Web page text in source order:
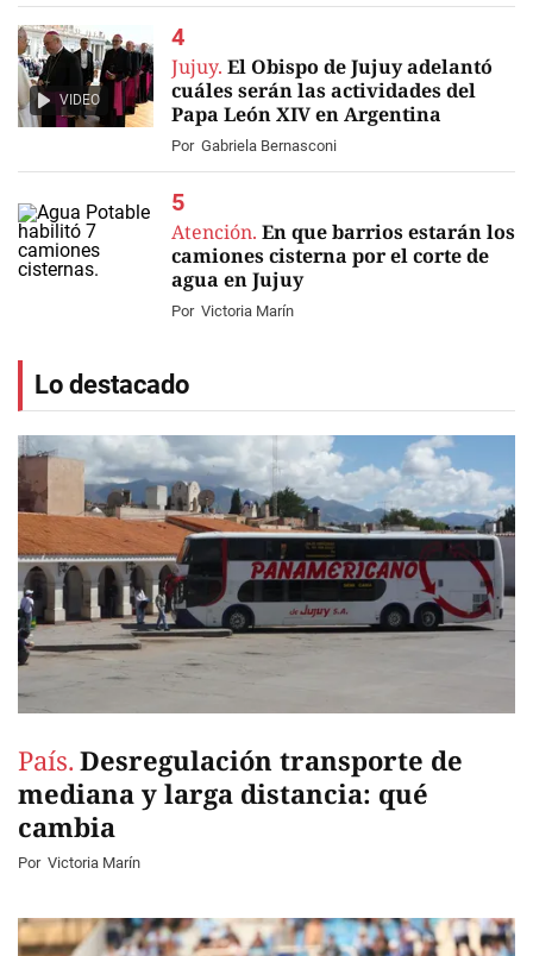
VIDEO
Jujuy. El Obispo de Jujuy adelantó
cuáles serán las actividades del
Papa León XIV en Argentina
Por Gabriela Bernasconi
Atención. En que barrios estarán los
camiones cisterna por el corte de
agua en Jujuy
Por Victoria Marín
Lo destacado
País. Desregulación transporte de
mediana y larga distancia: qué
cambia
Por Victoria Marín